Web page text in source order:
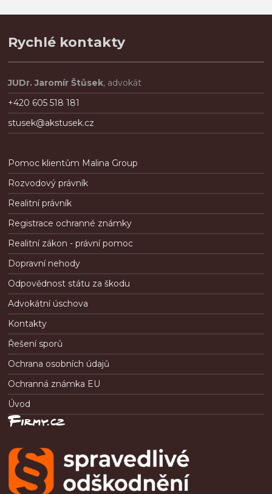
Rychlé kontakty
JUDr. Jaromír Štůsek, advokát
+420 605 518 181
stusek@akstusek.cz
Pomoc klientům Malina Group
Rozvodový právník
Realitní právník
Registrace ochranné známky
Realitní zákon - právní pomoc
Dopravní nehody
Odpovědnost státu za škodu
Advokátní úschova
Kontakty
Řešení sporů
Ochrana osobních údajů
Ochranná známka EU
Úvod